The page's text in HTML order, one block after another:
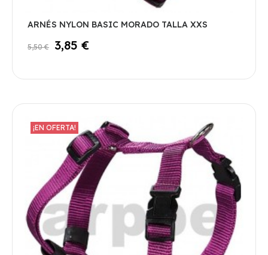
ARNÉS NYLON BASIC MORADO TALLA XXS
5,50 € 3,85 €
¡EN OFERTA!